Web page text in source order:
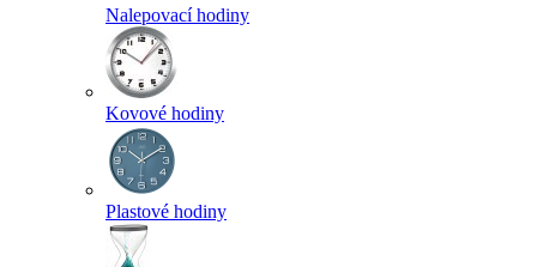
Nalepovací hodiny
Kovové hodiny
Plastové hodiny